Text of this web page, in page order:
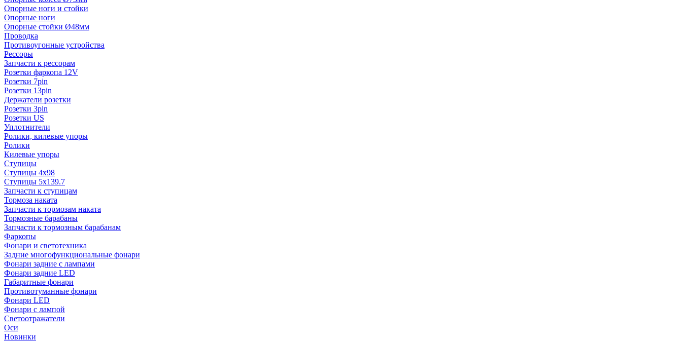
Опорные ноги и стойки
Опорные ноги
Опорные стойки Ø48мм
Проводка
Противоугонные устройства
Рессоры
Запчасти к рессорам
Розетки фаркопа 12V
Розетки 7pin
Розетки 13pin
Держатели розетки
Розетки 3pin
Розетки US
Уплотнители
Ролики, килевые упоры
Ролики
Килевые упоры
Ступицы
Ступицы 4x98
Ступицы 5x139.7
Запчасти к ступицам
Тормоза наката
Запчасти к тормозам наката
Тормозные барабаны
Запчасти к тормозным барабанам
Фаркопы
Фонари и светотехника
Задние многофункциональные фонари
Фонари задние с лампами
Фонари задние LED
Габаритные фонари
Противотуманные фонари
Фонари LED
Фонари с лампой
Светоотражатели
Оси
Новинки